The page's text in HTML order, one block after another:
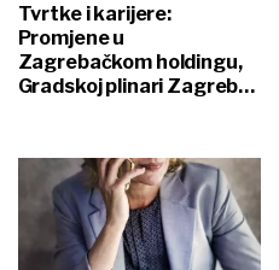
Tvrtke i karijere:
Promjene u
Zagrebačkom holdingu,
Gradskoj plinari Zagreb…